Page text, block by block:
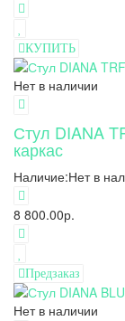
КУПИТЬ
Нет в наличии
Стул DIANA
каркас
Наличие:Нет в
8 800.00р.
Предзаказ
Нет в наличии